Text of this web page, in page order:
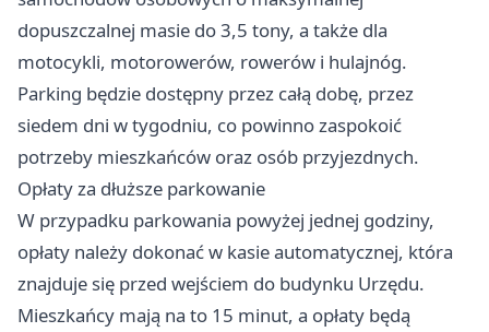
dopuszczalnej masie do 3,5 tony, a także dla
motocykli, motorowerów, rowerów i hulajnóg.
Parking będzie dostępny przez całą dobę, przez
siedem dni w tygodniu, co powinno zaspokoić
potrzeby mieszkańców oraz osób przyjezdnych.
Opłaty za dłuższe parkowanie
W przypadku parkowania powyżej jednej godziny,
opłaty należy dokonać w kasie automatycznej, która
znajduje się przed wejściem do budynku Urzędu.
Mieszkańcy mają na to 15 minut, a opłaty będą